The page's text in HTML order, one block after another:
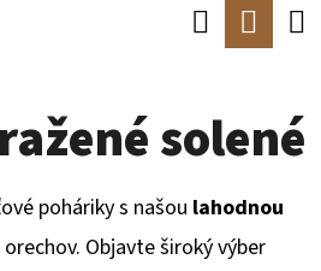
Hľadať
solené
poháriky s našou lahodnou
Objavte široký výber